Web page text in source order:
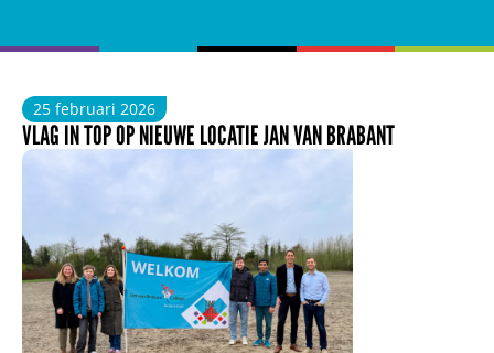
25 februari 2026
VLAG IN TOP OP NIEUWE LOCATIE JAN VAN BRABANT